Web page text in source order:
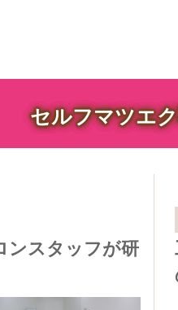
セルフマツエ
ンスタッフが研